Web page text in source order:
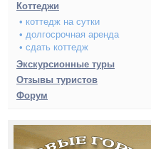
Коттеджи
• коттедж на сутки
• долгосрочная аренда
• сдать коттедж
Экскурсионные туры
Отзывы туристов
Форум